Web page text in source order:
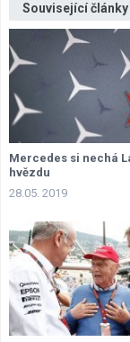
Související články
Mercedes si nechá
hvězdu
28.05. 2019